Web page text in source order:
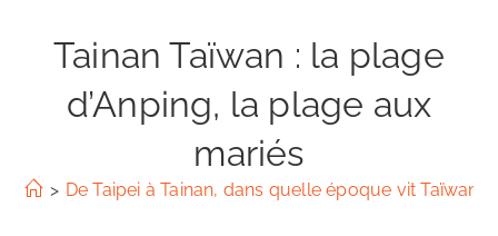
Tainan Taïwan : la plage
d’Anping, la plage aux
mariés
> De Taipei à Tainan, dans quelle époque vit Taïwan ?